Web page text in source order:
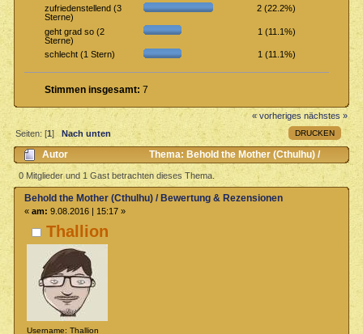
zufriedenstellend (3
Sterne)
2 (22.2%)
geht grad so (2
Sterne)
1 (11.1%)
schlecht (1 Stern) 1 (11.1%)
Stimmen insgesamt: 7
« vorheriges nächstes »
DRUCKEN
Seiten: [1] Nach unten
Autor
Thema: Behold the Mother (Cthulhu) /
Bewertung & Rezensionen (Gelesen 5707 mal)
0 Mitglieder und 1 Gast betrachten dieses Thema.
Thallion
Username: Thallion
Behold the Mother (Cthulhu) / Bewertung & Rezensionen
« am: 9.08.2016 | 15:17 »